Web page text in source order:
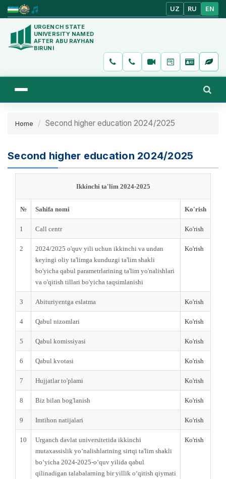
UZ RU EN
URGENCH STATE
UNIVERSITY NAMED
AFTER ABU RAYHAN
BIRUNI
Home Second higher education 2024/2025
Second higher education 2024/2025
Ikkinchi ta'lim 2024-2025
№ Sahifa nomi Ko'rish
1 Call centr Ko'rish
2
2024/2025 o'quv yili uchun ikkinchi va undan
keyingi oliy ta'limga kunduzgi ta'lim shakli
bo'yicha qabul parametrlarining ta'lim yo'nalishlari
va o'qitish tillari bo'yicha taqsimlanishi
Ko'rish
3 Abituriyentga eslatma Ko'rish
4 Qabul nizomlari Ko'rish
5 Qabul komissiyasi Ko'rish
6 Qabul kvotasi Ko'rish
7 Hujjatlar to'plami Ko'rish
8 Biz bilan bog'lanish Ko'rish
9 Imtihon natijalari Ko'rish
10
Urganch davlat universitetida ikkinchi
mutaxassislik yo‘nalishlarining sirtqi ta'lim shakli
bo‘yicha 2024-2025-o‘quv yilida qabul
qilinadigan talabalarning bir yillik o‘qitish qiymati
Ko'rish